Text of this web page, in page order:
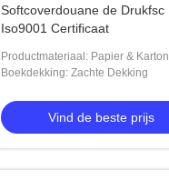
Softcoverdouane de Drukfsc
Iso9001 Certificaat
Productmateriaal: Papier & Karton
Boekdekking: Zachte Dekking
Vind de beste prijs